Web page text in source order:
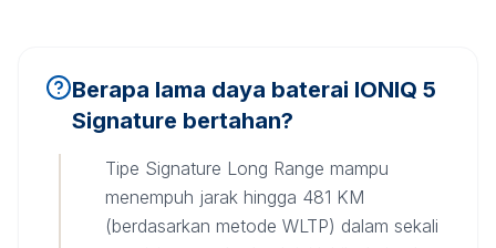
Berapa lama daya baterai IONIQ 5
Signature bertahan?
Tipe Signature Long Range mampu
menempuh jarak hingga 481 KM
(berdasarkan metode WLTP) dalam sekali